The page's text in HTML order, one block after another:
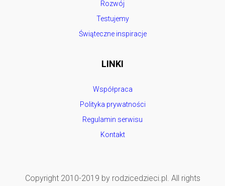
Rozwój
Testujemy
Świąteczne inspiracje
LINKI
Współpraca
Polityka prywatności
Regulamin serwisu
Kontakt
Copyright 2010-2019 by rodzicedzieci.pl. All rights